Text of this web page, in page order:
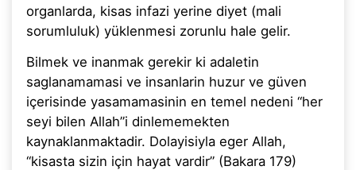
organlarda, kisas infazi yerine diyet (mali
sorumluluk) yüklenmesi zorunlu hale gelir.
Bilmek ve inanmak gerekir ki adaletin
saglanamamasi ve insanlarin huzur ve güven
içerisinde yasamamasinin en temel nedeni “her
seyi bilen Allah”i dinlememekten
kaynaklanmaktadir. Dolayisiyla eger Allah,
“kisasta sizin için hayat vardir” (Bakara 179)